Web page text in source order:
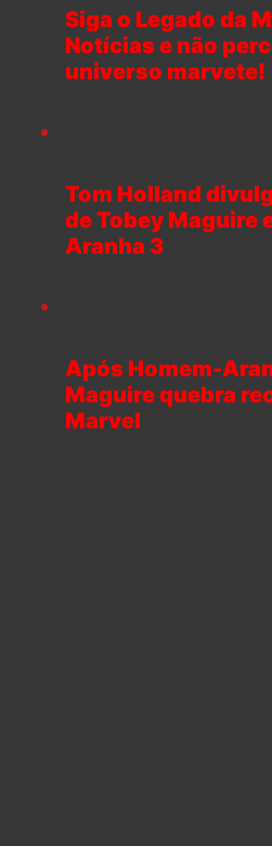
Siga o Legado da
Notícias e não
universo marvete!
Tom Holland
de Tobey Maguire
Aranha 3
Após Homem-
Maguire quebra
Marvel